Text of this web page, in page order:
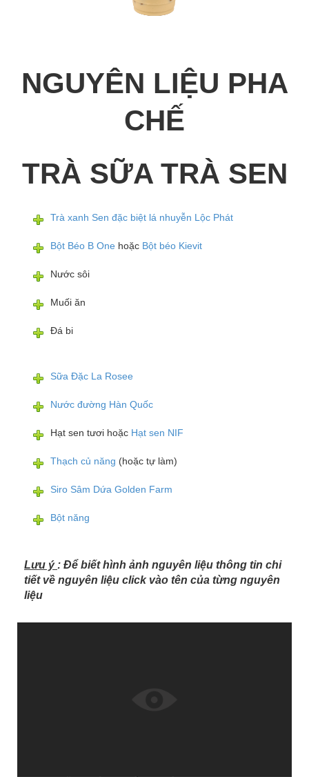
NGUYÊN LIỆU PHA
CHẾ
TRÀ SỮA TRÀ SEN
Trà xanh Sen đặc biệt lá nhuyễn Lộc Phát
Bột Béo B One hoặc Bột béo Kievit
Nước sôi
Muối ăn
Đá bi
Sữa Đặc La Rosee
Nước đường Hàn Quốc
Hạt sen tươi hoặc Hạt sen NIF
Thạch củ năng (hoặc tự làm)
Siro Sâm Dứa Golden Farm
Bột năng
Lưu ý : Để biết hình ảnh nguyên liệu thông tin chi
tiết về nguyên liệu click vào tên của từng nguyên
liệu